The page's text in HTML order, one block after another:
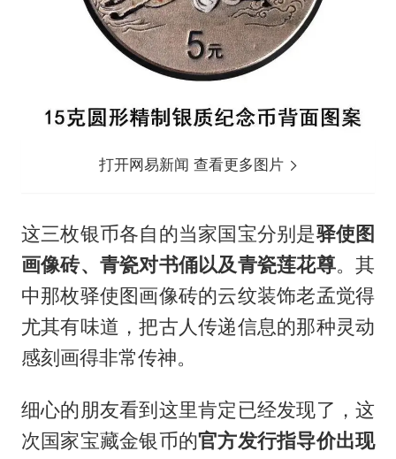
打开网易新闻 查看更多图片
这三枚银币各自的当家国宝分别是驿使图
画像砖、青瓷对书俑以及青瓷莲花尊。其
中那枚驿使图画像砖的云纹装饰老孟觉得
尤其有味道，把古人传递信息的那种灵动
感刻画得非常传神。
细心的朋友看到这里肯定已经发现了，这
次国家宝藏金银币的官方发行指导价出现